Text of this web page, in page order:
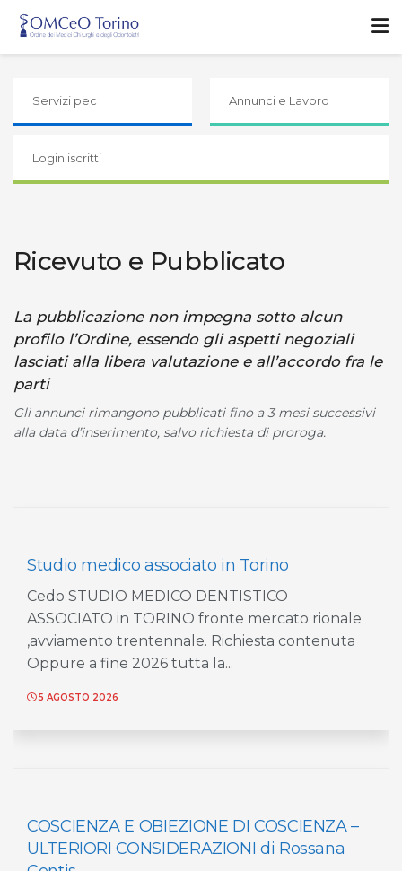
Servizi pec Annunci e Lavoro
Login iscritti
Ricevuto e Pubblicato
La pubblicazione non impegna sotto alcun
profilo l’Ordine, essendo gli aspetti negoziali
lasciati alla libera valutazione e all’accordo fra le
parti
Gli annunci rimangono pubblicati fino a 3 mesi successivi
alla data d’inserimento, salvo richiesta di proroga.
Studio medico associato in Torino
Cedo STUDIO MEDICO DENTISTICO
ASSOCIATO in TORINO fronte mercato rionale
,avviamento trentennale. Richiesta contenuta
Oppure a fine 2026 tutta la...
5 AGOSTO 2026
COSCIENZA E OBIEZIONE DI COSCIENZA –
ULTERIORI CONSIDERAZIONI di Rossana